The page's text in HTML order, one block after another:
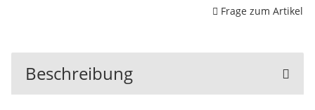
Frage zum Artikel
Beschreibung